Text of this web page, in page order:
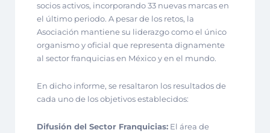
socios activos, incorporando 33 nuevas marcas en
el último periodo. A pesar de los retos, la
Asociación mantiene su liderazgo como el único
organismo y oficial que representa dignamente
al sector franquicias en México y en el mundo.
En dicho informe, se resaltaron los resultados de
cada uno de los objetivos establecidos:
Difusión del Sector Franquicias: El área de